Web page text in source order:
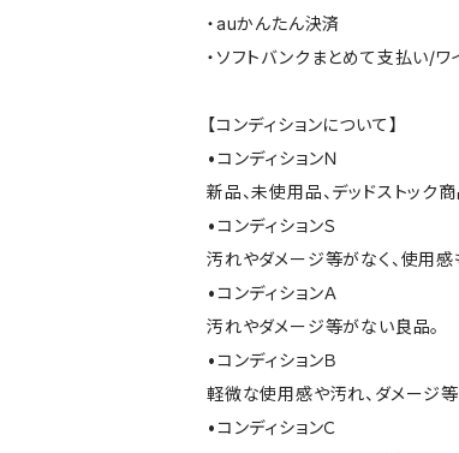
・auかんたん決済
・ソフトバンクまとめて支払い/
【コンディションについて】
•コンディションＮ
新品、未使用品、デッドストック商
•コンディションＳ
汚れやダメージ等がなく、使用
•コンディションＡ
汚れやダメージ等がない良品。
•コンディションＢ
軽微な使用感や汚れ、ダメージ
•コンディションＣ